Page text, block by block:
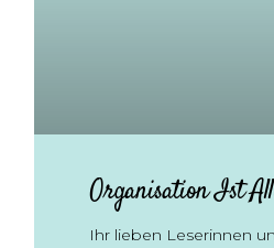
Organisation Ist
Ihr lieben Leserinnen